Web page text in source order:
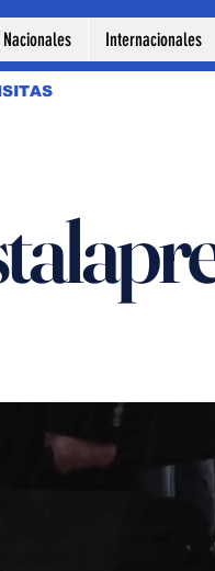
Nacionales Internacionales